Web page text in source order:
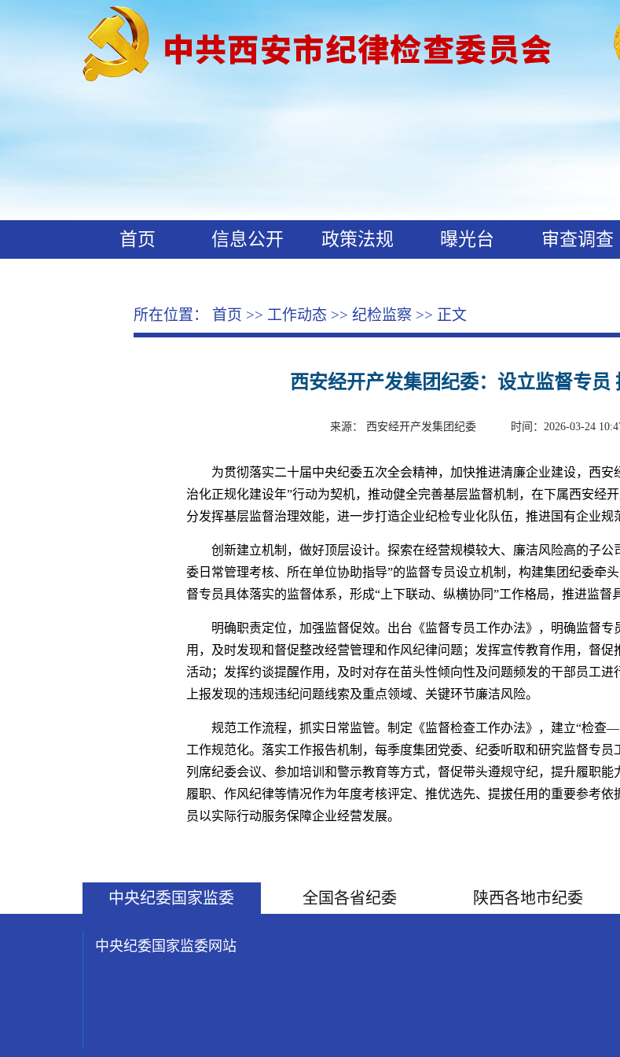
首页 信息公开 政策法规 曝光台 审查调查
所在位置： 首页 >> 工作动态 >> 纪检监察 >> 正文
西安经开产发集团纪委：设立监督专员
来源： 西安经开产发集团纪委 时间：2026-03-24
为贯彻落实二十届中央纪委五次全会精神，加快推进清廉企业建设，西
治化正规化建设年”行动为契机，推动健全完善基层监督机制，在下属西安经
分发挥基层监督治理效能，进一步打造企业纪检专业化队伍，推进国有企业规
创新建立机制，做好顶层设计。探索在经营规模较大、廉洁风险高的子
委日常管理考核、所在单位协助指导”的监督专员设立机制，构建集团纪委牵
督专员具体落实的监督体系，形成“上下联动、纵横协同”工作格局，推进监督
明确职责定位，加强监督促效。出台《监督专员工作办法》，明确监督专
用，及时发现和督促整改经营管理和作风纪律问题；发挥宣传教育作用，督
活动；发挥约谈提醒作用，及时对存在苗头性倾向性及问题频发的干部员工
上报发现的违规违纪问题线索及重点领域、关键环节廉洁风险。
规范工作流程，抓实日常监管。制定《监督检查工作办法》，建立“检
工作规范化。落实工作报告机制，每季度集团党委、纪委听取和研究监督专
列席纪委会议、参加培训和警示教育等方式，督促带头遵规守纪，提升履职能
履职、作风纪律等情况作为年度考核评定、推优选先、提拔任用的重要参考
员以实际行动服务保障企业经营发展。
中央纪委国家监委 全国各省纪委 陕西各地市纪委
中央纪委国家监委网站